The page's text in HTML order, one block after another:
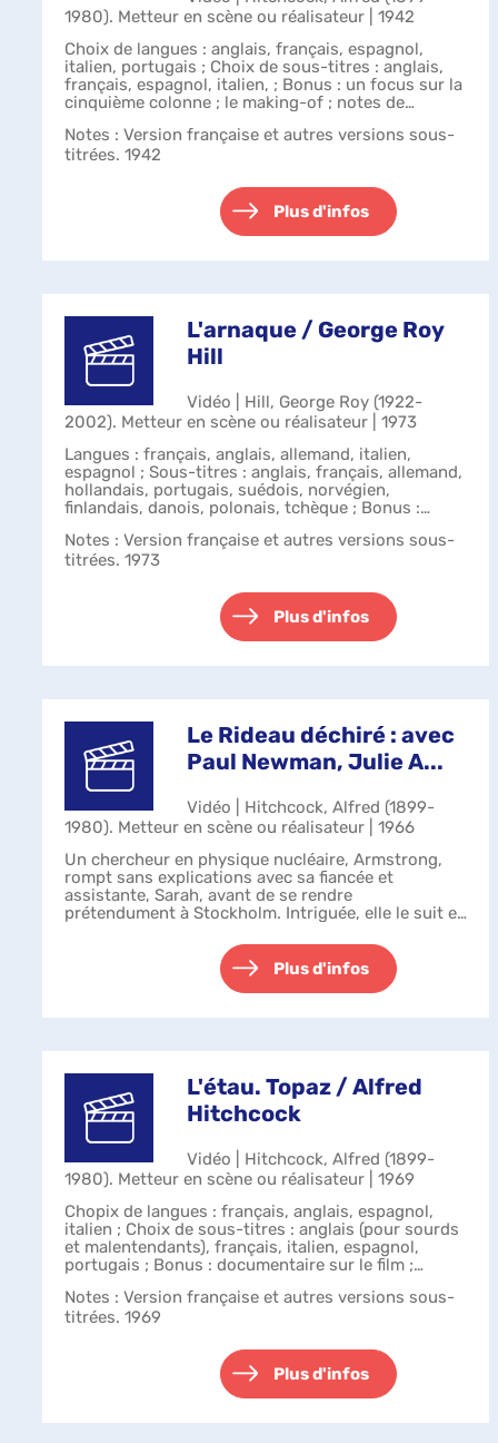
1980). Metteur en scène ou réalisateur | 1942
Choix de langues : anglais, français, espagnol,
italien, portugais ; Choix de sous-titres : anglais,
français, espagnol, italien, ; Bonus : un focus sur la
cinquième colonne ; le making-of ; notes de
Notes : Version française et autres versions sous-
titrées. 1942
Plus d'infos
L'arnaque / George Roy
Hill
Vidéo | Hill, George Roy (1922-
2002). Metteur en scène ou réalisateur | 1973
Langues : français, anglais, allemand, italien,
espagnol ; Sous-titres : anglais, français, allemand,
hollandais, portugais, suédois, norvégien,
finlandais, danois, polonais, tchèque ; Bonus :
Notes : Version française et autres versions sous-
titrées. 1973
Plus d'infos
Le Rideau déchiré : avec
Paul Newman, Julie A...
Vidéo | Hitchcock, Alfred (1899-
1980). Metteur en scène ou réalisateur | 1966
Un chercheur en physique nucléaire, Armstrong,
rompt sans explications avec sa fiancée et
assistante, Sarah, avant de se rendre
prétendument à Stockholm. Intriguée, elle le suit et
Plus d'infos
L'étau. Topaz / Alfred
Hitchcock
Vidéo | Hitchcock, Alfred (1899-
1980). Metteur en scène ou réalisateur | 1969
Chopix de langues : français, anglais, espagnol,
italien ; Choix de sous-titres : anglais (pour sourds
et malentendants), français, italien, espagnol,
portugais ; Bonus : documentaire sur le film ;
Notes : Version française et autres versions sous-
titrées. 1969
Plus d'infos